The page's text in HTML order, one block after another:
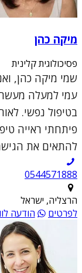
מיקה כהן
פסיכולוגית קלינית
שמי מיקה כהן,
עמי למעלה
בטיפול נפשי.
פיתחתי ראייה
להתאים את
0544571888
הרצליה, ישראל
לפרטים
הודעה